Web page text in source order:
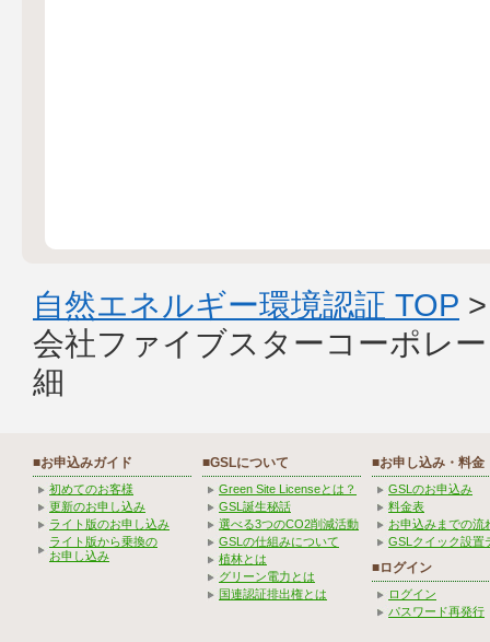
自然エネルギー環境認証 TOP
会社ファイブスターコーポレ
細
■お申込みガイド
初めてのお客様
更新のお申し込み
ライト版のお申し込み
ライト版から乗換の
お申し込み
■GSLについて
Green Site Licenseとは？
GSL誕生秘話
選べる3つのCO2削減活動
GSLの仕組みについて
植林とは
グリーン電力とは
国連認証排出権とは
■お申し込み・料金
GSLのお申込み
料金表
お申込みまでの流
GSLクイック設置
■ログイン
ログイン
パスワード再発行